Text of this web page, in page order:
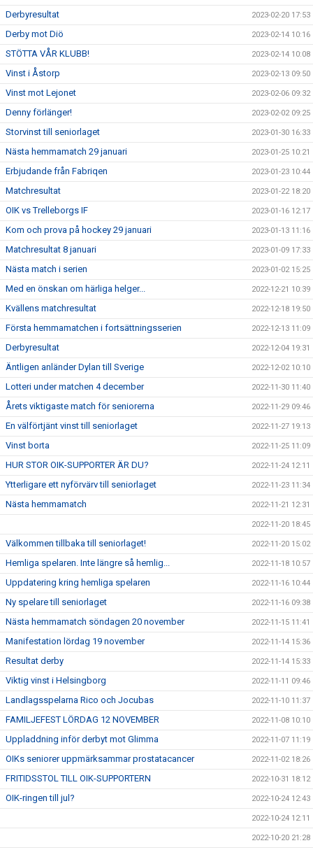
Derbyresultat 2023-02-20 17:53
Derby mot Diö 2023-02-14 10:16
STÖTTA VÅR KLUBB! 2023-02-14 10:08
Vinst i Åstorp 2023-02-13 09:50
Vinst mot Lejonet 2023-02-06 09:32
Denny förlänger! 2023-02-02 09:25
Storvinst till seniorlaget 2023-01-30 16:33
Nästa hemmamatch 29 januari 2023-01-25 10:21
Erbjudande från Fabriqen 2023-01-23 10:44
Matchresultat 2023-01-22 18:20
OIK vs Trelleborgs IF 2023-01-16 12:17
Kom och prova på hockey 29 januari 2023-01-13 11:16
Matchresultat 8 januari 2023-01-09 17:33
Nästa match i serien 2023-01-02 15:25
Med en önskan om härliga helger... 2022-12-21 10:39
Kvällens matchresultat 2022-12-18 19:50
Första hemmamatchen i fortsättningsserien 2022-12-13 11:09
Derbyresultat 2022-12-04 19:31
Äntligen anländer Dylan till Sverige 2022-12-02 10:10
Lotteri under matchen 4 december 2022-11-30 11:40
Årets viktigaste match för seniorerna 2022-11-29 09:46
En välförtjänt vinst till seniorlaget 2022-11-27 19:13
Vinst borta 2022-11-25 11:09
HUR STOR OIK-SUPPORTER ÄR DU? 2022-11-24 12:11
Ytterligare ett nyförvärv till seniorlaget 2022-11-23 11:34
Nästa hemmamatch 2022-11-21 12:31
2022-11-20 18:45
Välkommen tillbaka till seniorlaget! 2022-11-20 15:02
Hemliga spelaren. Inte längre så hemlig... 2022-11-18 10:57
Uppdatering kring hemliga spelaren 2022-11-16 10:44
Ny spelare till seniorlaget 2022-11-16 09:38
Nästa hemmamatch söndagen 20 november 2022-11-15 11:41
Manifestation lördag 19 november 2022-11-14 15:36
Resultat derby 2022-11-14 15:33
Viktig vinst i Helsingborg 2022-11-11 09:46
Landlagsspelarna Rico och Jocubas 2022-11-10 11:37
FAMILJEFEST LÖRDAG 12 NOVEMBER 2022-11-08 10:10
Uppladdning inför derbyt mot Glimma 2022-11-07 11:19
OIKs seniorer uppmärksammar prostatacancer 2022-11-02 18:26
FRITIDSSTOL TILL OIK-SUPPORTERN 2022-10-31 18:12
OIK-ringen till jul? 2022-10-24 12:43
2022-10-24 12:11
2022-10-20 21:28